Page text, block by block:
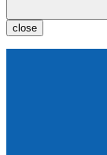
close